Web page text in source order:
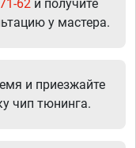
62 и получите
у мастера.
и приезжайте
чип тюнинга.